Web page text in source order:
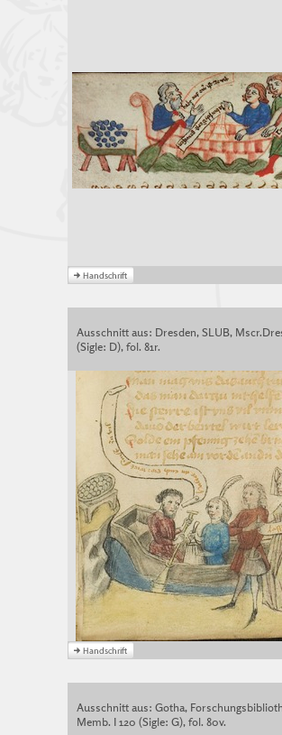
Ausschnitt aus: Dresden, SLUB,
(Sigle: D), fol. 81r.
Ausschnitt aus: Gotha,
Memb. I 120 (Sigle: G), fol. 80v.